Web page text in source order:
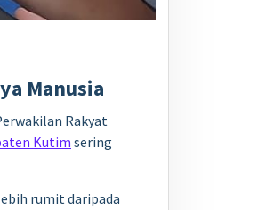
Manusia
Rakyat
Kutim sering
rumit daripada